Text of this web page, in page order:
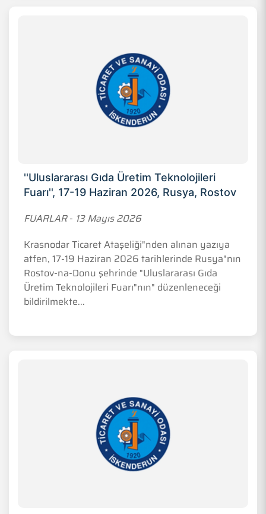
''Uluslararası Gıda Üretim Teknolojileri
Fuarı'', 17-19 Haziran 2026, Rusya, Rostov
FUARLAR- 13 Mayıs 2026
Krasnodar Ticaret Ataşeliği"nden alınan yazıya
atfen, 17-19 Haziran 2026 tarihlerinde Rusya"nın
Rostov-na-Donu şehrinde "Uluslararası Gıda
Üretim Teknolojileri Fuarı"nın" düzenleneceği
bildirilmekte...